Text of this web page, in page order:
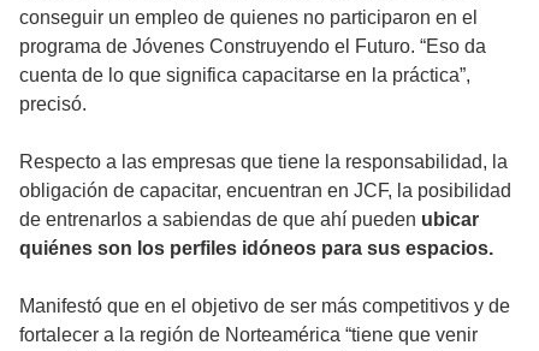
conseguir un empleo de quienes no participaron en el
programa de Jóvenes Construyendo el Futuro. “Eso da
cuenta de lo que significa capacitarse en la práctica”,
precisó.
Respecto a las empresas que tiene la responsabilidad, la
obligación de capacitar, encuentran en JCF, la posibilidad
de entrenarlos a sabiendas de que ahí pueden ubicar
quiénes son los perfiles idóneos para sus espacios.
Manifestó que en el objetivo de ser más competitivos y de
fortalecer a la región de Norteamérica “tiene que venir